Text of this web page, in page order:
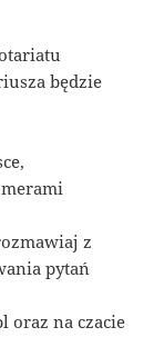
będzie
z
pytań
oraz na czacie